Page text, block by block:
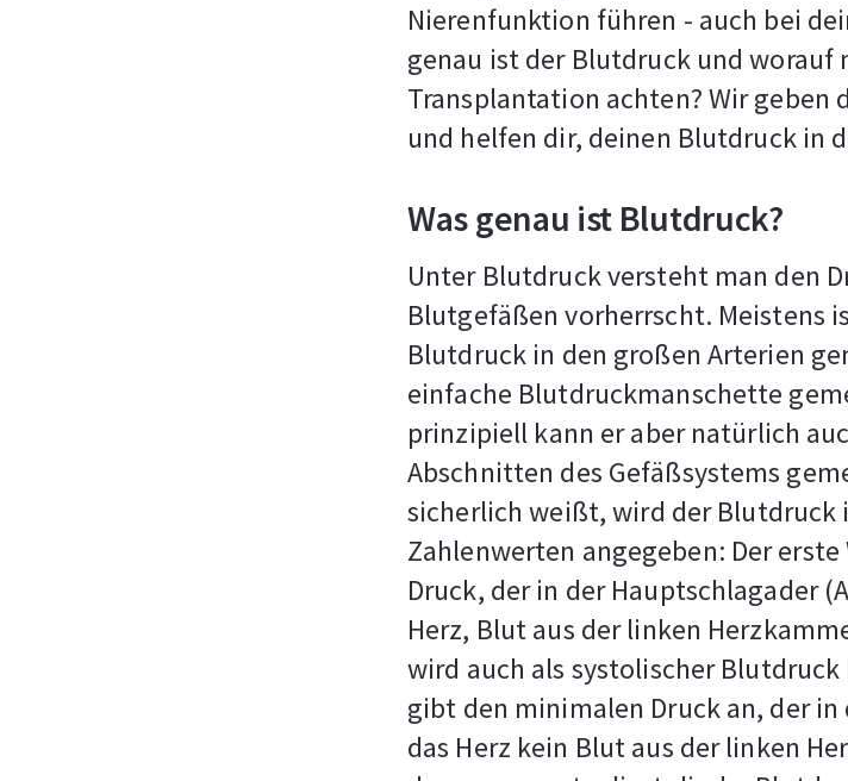
Nierenfunktion führen - auch bei
genau ist der Blutdruck und worauf
Transplantation achten? Wir
und helfen dir, deinen Blutdruck in
Was genau ist Blutdruck?
Unter Blutdruck versteht man den
Blutgefäßen vorherrscht. Meistens
Blutdruck in den großen Arterien
einfache Blutdruckmanschette
prinzipiell kann er aber natürlich
Abschnitten des Gefäßsystems
sicherlich weißt, wird der Blutdruck
Zahlenwerten angegeben: Der
Druck, der in der Hauptschlagader
Herz, Blut aus der linken
wird auch als systolischer
gibt den minimalen Druck an, der in
das Herz kein Blut aus der linken